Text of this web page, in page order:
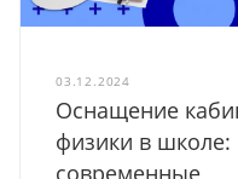
03.12.2024
Оснащение
физики в школе:
современные